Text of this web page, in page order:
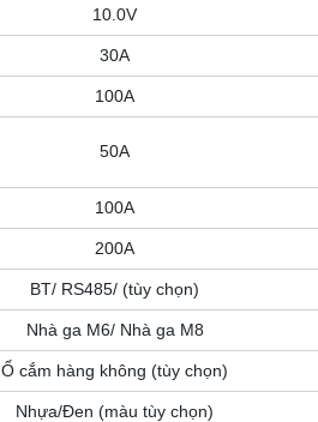
10.0V
30A
100A
50A
100A
200A
BT/ RS485/ (tùy chọn)
Nhà ga M6/ Nhà ga M8
Ổ cắm hàng không (tùy chọn)
Nhựa/Đen (màu tùy chọn)